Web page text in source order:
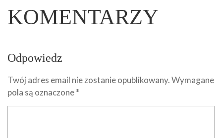
KOMENTARZY
Odpowiedz
Twój adres email nie zostanie opublikowany.Wymagane
pola są oznaczone*